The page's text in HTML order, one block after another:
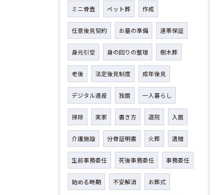
ミニ骨壺 ペット葬 作成
任意後見契約 お墓の準備 連帯保証
身元引受 身の回りの整理 樹木葬
老後 法定後見制度 成年後見
デジタル遺産 独居 一人暮らし
掃除 実家 書き方 退院 入居
介護施設 分骨証明書 火葬 遺贈
生前事務委任 死後事務委任 事務委任
始める時期 不安解消 お葬式